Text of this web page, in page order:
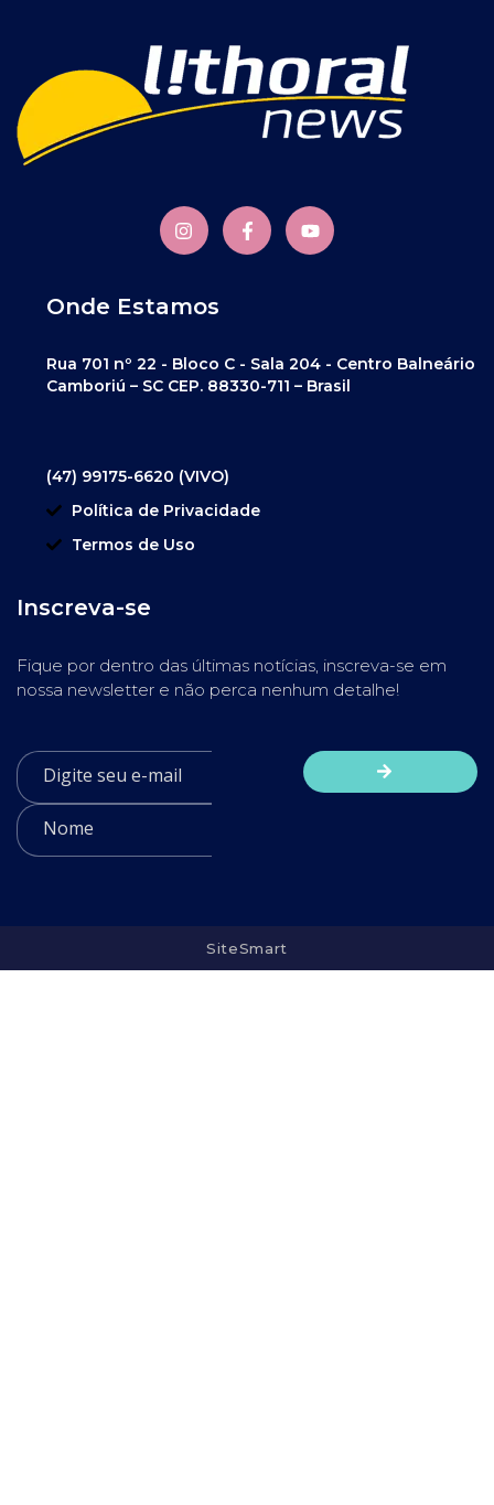
Onde Estamos
Rua 701 nº 22 - Bloco C - Sala 204 - Centro Balneário
Camboriú – SC CEP. 88330-711 – Brasil
(47) 99175-6620 (VIVO)
Política de Privacidade
Termos de Uso
Inscreva-se
Fique por dentro das últimas notícias, inscreva-se em
nossa newsletter e não perca nenhum detalhe!
SiteSmart